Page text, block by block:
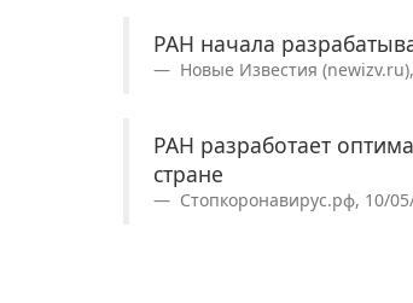
РАН начала
Новые Известия
РАН разработает
стране
Стопкоронавирус.рф, 10/